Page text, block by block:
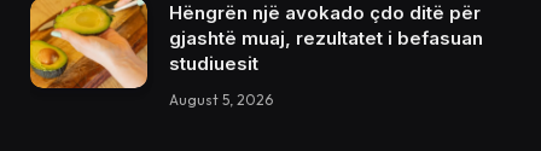
Hëngrën një avokado çdo ditë për
gjashtë muaj, rezultatet i befasuan
studiuesit
August 5, 2026